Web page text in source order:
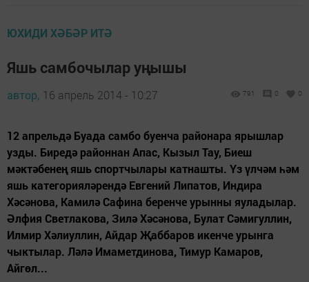
ЮХИДИ ХӘБӘР ИТӘ
Яшь самбочылар уңышы
автор, 16 апрель 2014 - 10:27 791 0 0
12 апрельдә Буада самбо буенча районара ярышлар
узды. Биредә районнан Апас, Кызыл Тау, Биеш
мәктәбенең яшь спортчылары катнашты. Үз үлчәм һәм
яшь категорияләрендә Евгений Липатов, Индира
Хәсәнова, Камилә Сафина беренче урынны яуладылар.
Әлфия Светлакова, Зилә Хәсәнова, Булат Сәмигуллин,
Илмир Хәлиуллин, Айдар Җаббаров икенче урынга
чыктылар. Ләлә Имаметдинова, Тимур Камаров,
Айгөл...